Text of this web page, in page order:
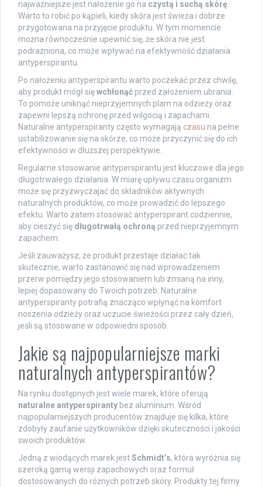
najważniejsze jest nałożenie go na czystą i suchą skórę
Warto to robić po kąpieli, kiedy skóra jest świeża i dobrze
przygotowana na przyjęcie produktu. W tym momencie
można równocześnie upewnić się, że skóra nie jest
podrażniona, co może wpływać na efektywność działania
antyperspirantu.
Po nałożeniu antyperspirantu warto poczekać przez chwilę,
aby produkt mógł sięwchłonąć przed założeniem ubrania.
To pomoże uniknąć nieprzyjemnych plam na odzieży oraz
zapewni lepszą ochronę przed wilgocią i zapachami.
Naturalne antyperspiranty często wymagają czasu na pełne
ustabilizowanie się na skórze, co może przyczynić się do ich
efektywności w dłuższej perspektywie.
Regularne stosowanie antyperspirantu jest kluczowe dla jego
długotrwałego działania. W miarę upływu czasu organizm
może się przyzwyczajać do składników aktywnych
naturalnych produktów, co może prowadzić do lepszego
efektu. Warto zatem stosować antyperspirant codziennie,
aby cieszyć się długotrwałą ochroną przed nieprzyjemnym
zapachem.
Jeśli zauważysz, że produkt przestaje działać tak
skutecznie, warto zastanowić się nad wprowadzeniem
przerw pomiędzy jego stosowaniem lub zmianą na inny,
lepiej dopasowany do Twoich potrzeb. Naturalne
antyperspiranty potrafią znacząco wpłynąć na komfort
noszenia odzieży oraz uczucie świeżości przez cały dzień,
jeśli są stosowane w odpowiedni sposób.
Jakie są najpopularniejsze marki
naturalnych antyperspirantów?
Na rynku dostępnych jest wiele marek, które oferują
naturalne antyperspiranty bez aluminium. Wśród
najpopularniejszych producentów znajduje się kilka, które
zdobyły zaufanie użytkowników dzięki skuteczności i jakości
swoich produktów.
Jedną z wiodących marek jestSchmidt’s, która wyróżnia się
szeroką gamą wersji zapachowych oraz formuł
dostosowanych do różnych potrzeb skóry. Produkty tej firmy